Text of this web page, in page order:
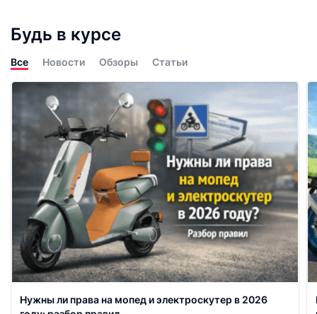
Будь в курсе
Все Новости Обзоры Статьи
Нужны ли права на мопед и электроскутер в 2026